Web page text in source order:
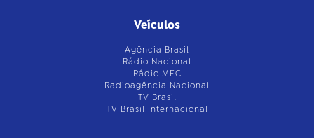
Veículos
Agência Brasil
Rádio Nacional
Rádio MEC
Radioagência Nacional
TV Brasil
TV Brasil Internacional